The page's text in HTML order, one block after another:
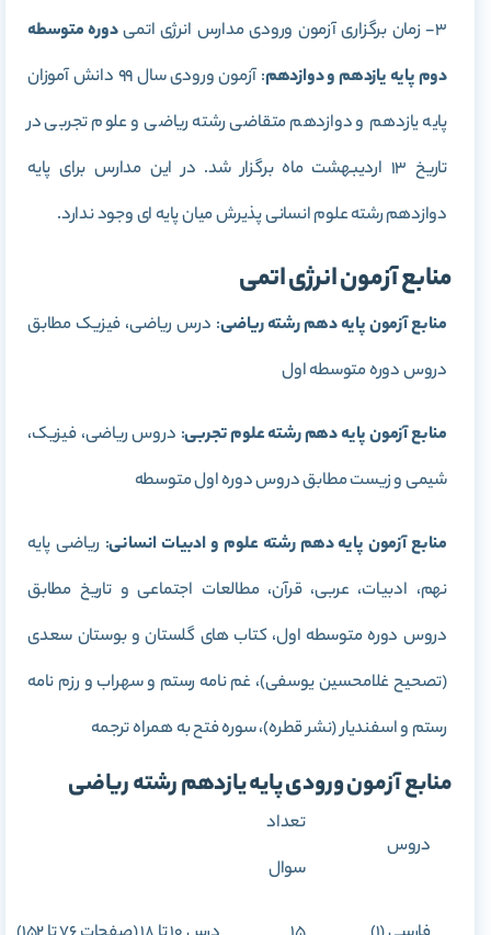
3- زمان برگزاری آزمون ورودی مدارس انرژی اتمی
دوره متوسطه
دوم پایه یازدهم و دوازدهم
: آزمون ورودی سال 99 دانش آموزان
پایه یازدهم و دوازدهم متقاضی رشته ریاضی و علوم تجربی در
تاریخ 13 اردیبهشت ماه برگزار شد. در این مدارس برای پایه
دوازدهم رشته علوم انسانی پذیرش میان پایه ای وجود ندارد.
منابع آزمون انرژی اتمی
منابع آزمون پایه دهم رشته ریاضی: درس ریاضی، فیزیک مطابق
دروس دوره متوسطه اول
منابع آزمون پایه دهم رشته علوم تجربی: دروس ریاضی، فیزیک،
شیمی و زیست مطابق دروس دوره اول متوسطه
منابع آزمون پایه دهم رشته علوم و ادبیات انسانی: ریاضی پایه
نهم، ادبیات، عربی، قرآن، مطالعات اجتماعی و تاریخ مطابق
دروس دوره متوسطه اول، کتاب­ های گلستان و بوستان سعدی
(تصحیح غلام­حسین یوسفی)، غم نامه رستم و سهراب و رزم نامه
رستم و اسفندیار (نشر قطره)، سوره فتح به همراه ترجمه
منابع آزمون ورودی پایه یازدهم رشته ریاضی
دروس
تعداد
سوال